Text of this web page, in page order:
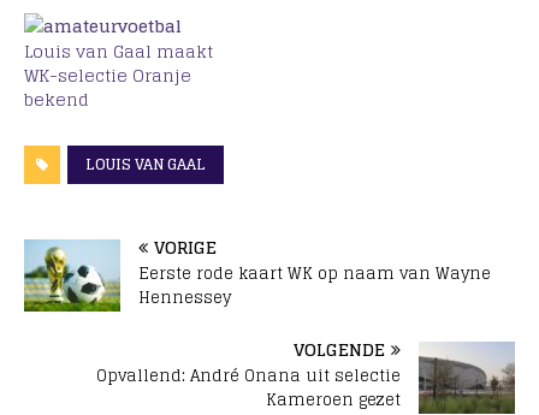
Louis van Gaal maakt
WK-selectie Oranje
bekend
LOUIS VAN GAAL
VORIGE
Eerste rode kaart WK op naam van Wayne
Hennessey
VOLGENDE
Opvallend: André Onana uit selectie
Kameroen gezet